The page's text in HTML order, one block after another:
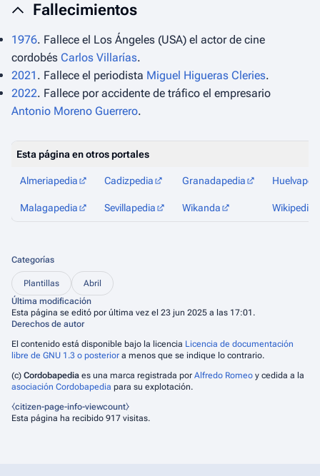
Fallecimientos
1976. Fallece el Los Ángeles (USA) el actor de cine
cordobés Carlos Villarías.
2021 . Fallece el periodista Miguel Higueras Cleries.
2022. Fallece por accidente de tráfico el empresario
Antonio Moreno Guerrero.
Esta página en otros portales
Almeriapedia Cadizpedia Granadapedia
Malagapedia Sevillapedia Wikanda Wikipedia
Categorías
Plantillas
Abril
Última modificación
Esta página se editó por última vez el 23 jun 2025 a las 17:01.
Derechos de autor
El contenido está disponible bajo la licencia Licencia de documentación
libre de GNU 1.3 o posterior a menos que se indique lo contrario.
(c) Cordobapedia es una marca registrada por Alfredo Romeo y cedida a la
asociación Cordobapedia para su explotación.
⧼citizen-page-info-viewcount⧽
Esta página ha recibido 917 visitas.